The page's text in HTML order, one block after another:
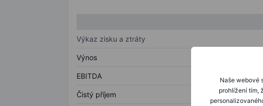
Naše webové
prohlížení tím,
Výkaz zisku a ztráty
Výnos
EBITDA
Čistý příjem